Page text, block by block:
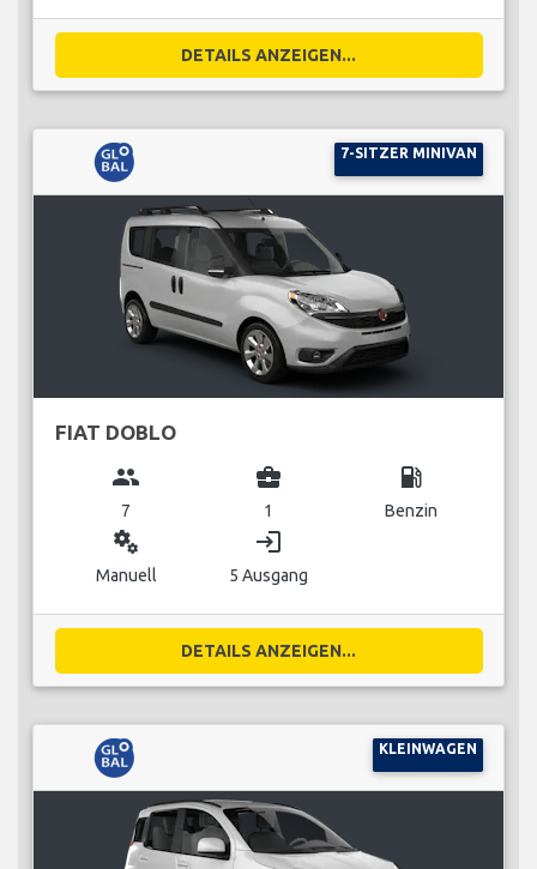
DETAILS ANZEIGEN...
7-SITZER MINIVAN
FIAT DOBLO
group
7
business_center
1
local_gas_station
Benzin
miscellaneous_services
Manuell
login
5 Ausgang
DETAILS ANZEIGEN...
KLEINWAGEN